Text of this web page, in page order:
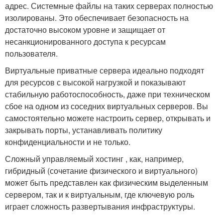
адрес. Системные файлы на таких серверах полностью
изолированы. Это обеспечивает безопасность на
достаточно высоком уровне и защищает от
несанкционированного доступа к ресурсам
пользователя.
Виртуальные приватные сервера идеально подходят
для ресурсов с высокой нагрузкой и показывают
стабильную работоспособность, даже при техническом
сбое на одном из соседних виртуальных серверов. Вы
самостоятельно можете настроить сервер, открывать и
закрывать порты, устанавливать политику
конфиденциальности и не только.
Сложный управляемый хостинг , как, например,
гибридный (сочетание физического и виртуального)
может быть представлен как физическим выделенным
сервером, так и к виртуальным, где ключевую роль
играет сложность развертывания инфраструктуры.